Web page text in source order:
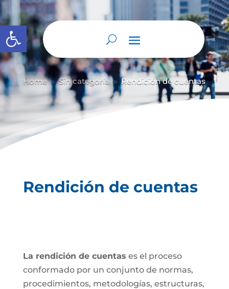
Abrir barra de herramientas
Home 9 Sin categoría 9 Rendición de cuentas
Rendición de cuentas
La rendición de cuentas es el proceso
conformado por un conjunto de normas,
procedimientos, metodologías, estructuras,